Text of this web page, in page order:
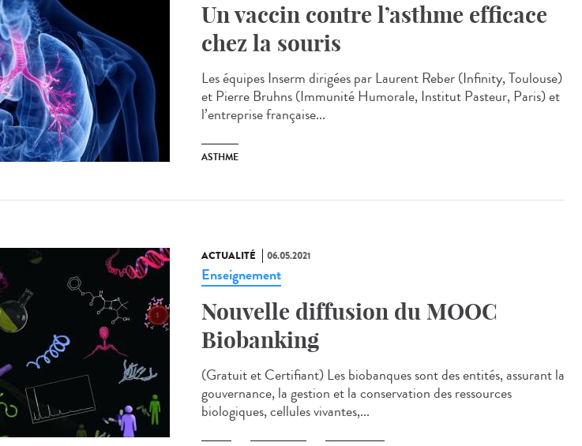
Un vaccin contre l’asthme efficace
chez la souris
Les équipes Inserm dirigées par Laurent Reber (Infinity, Toulouse)
et Pierre Bruhns (Immunité Humorale, Institut Pasteur, Paris) et
l’entreprise française...
ASTHME
ACTUALITÉ 06.05.2021
Enseignement
Nouvelle diffusion du MOOC
Biobanking
(Gratuit et Certifiant) Les biobanques sont des entités, assurant la
gouvernance, la gestion et la conservation des ressources
biologiques, cellules vivantes,...